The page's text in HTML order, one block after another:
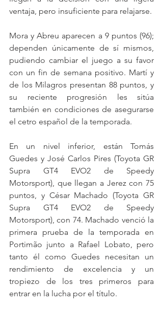
ventaja, pero insuficiente para relajarse.
Mora y Abreu aparecen a 9 puntos (96);
dependen únicamente de sí mismos,
pudiendo cambiar el juego a su favor
con un fin de semana positivo. Martí y
de los Milagros presentan 88 puntos, y
su reciente progresión les sitúa
también en condiciones de asegurarse
el cetro español de la temporada.
En un nivel inferior, están Tomás
Guedes y José Carlos Pires (Toyota GR
Supra GT4 EVO2 de Speedy
Motorsport), que llegan a Jerez con 75
puntos, y César Machado (Toyota GR
Supra GT4 EVO2 de Speedy
Motorsport), con 74. Machado venció la
primera prueba de la temporada en
Portimão junto a Rafael Lobato, pero
tanto él como Guedes necesitan un
rendimiento de excelencia y un
tropiezo de los tres primeros para
entrar en la lucha por el título.